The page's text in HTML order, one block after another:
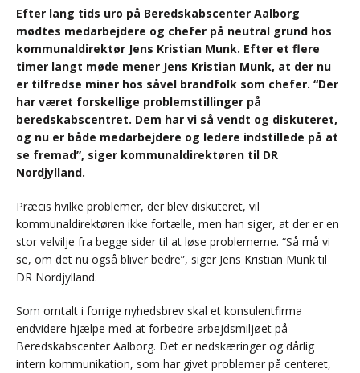
Efter lang tids uro på Beredskabscenter Aalborg
mødtes medarbejdere og chefer på neutral grund hos
kommunaldirektør Jens Kristian Munk. Efter et flere
timer langt møde mener Jens Kristian Munk, at der nu
er tilfredse miner hos såvel brandfolk som chefer. “Der
har været forskellige problemstillinger på
beredskabscentret. Dem har vi så vendt og diskuteret,
og nu er både medarbejdere og ledere indstillede på at
se fremad”, siger kommunaldirektøren til DR
Nordjylland.
Præcis hvilke problemer, der blev diskuteret, vil
kommunaldirektøren ikke fortælle, men han siger, at der er en
stor velvilje fra begge sider til at løse problemerne. “Så må vi
se, om det nu også bliver bedre”, siger Jens Kristian Munk til
DR Nordjylland.
Som omtalt i forrige nyhedsbrev skal et konsulentfirma
endvidere hjælpe med at forbedre arbejdsmiljøet på
Beredskabscenter Aalborg. Det er nedskæringer og dårlig
intern kommunikation, som har givet problemer på centeret,